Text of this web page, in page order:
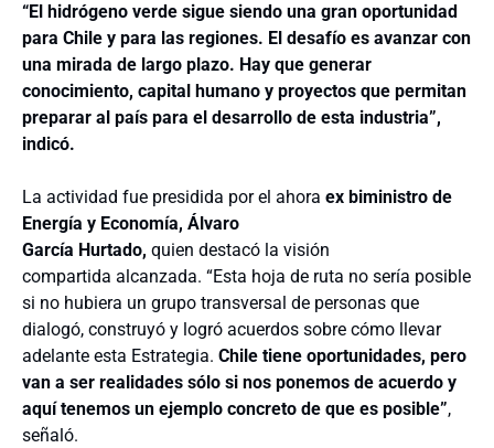
“El hidrógeno verde sigue siendo una gran oportunidad
para Chile y para las regiones. El desafío es avanzar con
una mirada de largo plazo. Hay que generar
conocimiento, capital humano y proyectos que permitan
preparar al país para el desarrollo de esta industria”,
indicó.
La actividad fue presidida por el ahora ex biministro de
Energía y Economía, Álvaro
García Hurtado, quien destacó la visión
compartida alcanzada. “Esta hoja de ruta no sería posible
si no hubiera un grupo transversal de personas que
dialogó, construyó y logró acuerdos sobre cómo llevar
adelante esta Estrategia. Chile tiene oportunidades, pero
van a ser realidades sólo si nos ponemos de acuerdo y
aquí tenemos un ejemplo concreto de que es posible”,
señaló.